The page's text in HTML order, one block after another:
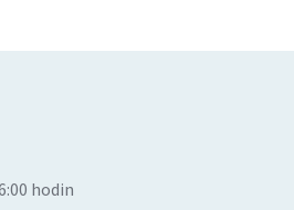
hodin